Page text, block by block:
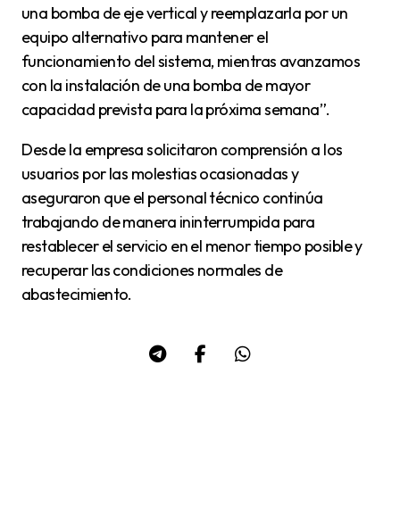
una bomba de eje vertical y reemplazarla por un
equipo alternativo para mantener el
funcionamiento del sistema, mientras avanzamos
con la instalación de una bomba de mayor
capacidad prevista para la próxima semana”.
Desde la empresa solicitaron comprensión a los
usuarios por las molestias ocasionadas y
aseguraron que el personal técnico continúa
trabajando de manera ininterrumpida para
restablecer el servicio en el menor tiempo posible y
recuperar las condiciones normales de
abastecimiento.